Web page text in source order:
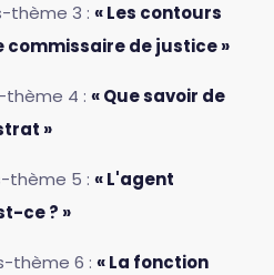
thème 3 : « Les contours
commissaire de justice »
thème 4 : « Que savoir de
»
thème 5 : « L'agent
ce ? »
thème 6 : « La fonction